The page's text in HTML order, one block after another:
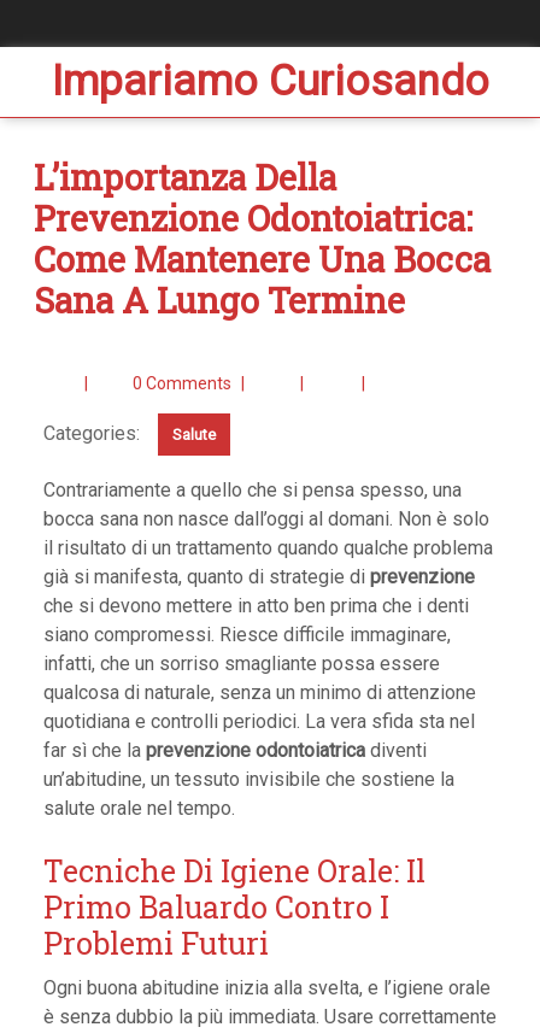
Impariamo Curiosando
L’importanza Della
Prevenzione Odontoiatrica:
Come Mantenere Una Bocca
Sana A Lungo Termine
0 Comments
Categories: Salute
Contrariamente a quello che si pensa spesso, una
bocca sana non nasce dall’oggi al domani. Non è solo
il risultato di un trattamento quando qualche problema
già si manifesta, quanto di strategie di prevenzione
che si devono mettere in atto ben prima che i denti
siano compromessi. Riesce difficile immaginare,
infatti, che un sorriso smagliante possa essere
qualcosa di naturale, senza un minimo di attenzione
quotidiana e controlli periodici. La vera sfida sta nel
far sì che la prevenzione odontoiatrica diventi
un’abitudine, un tessuto invisibile che sostiene la
salute orale nel tempo.
Tecniche Di Igiene Orale: Il
Primo Baluardo Contro I
Problemi Futuri
Ogni buona abitudine inizia alla svelta, e l’igiene orale
è senza dubbio la più immediata. Usare correttamente